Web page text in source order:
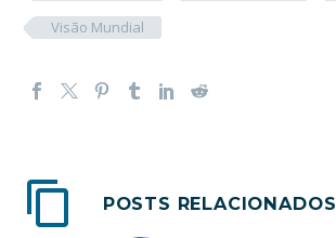
Visão Mundial
POSTS RELACIONADOS